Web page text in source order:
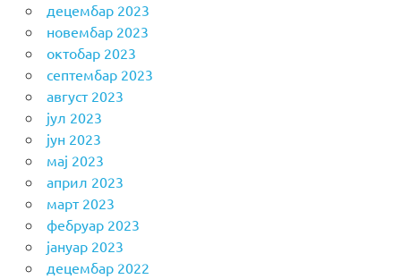
децембар 2023
новембар 2023
октобар 2023
септембар 2023
август 2023
јул 2023
јун 2023
мај 2023
април 2023
март 2023
фебруар 2023
јануар 2023
децембар 2022